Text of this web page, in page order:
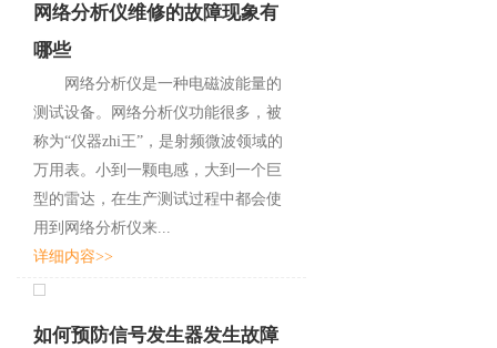
网络分析仪维修的故障现象有
哪些
网络分析仪是一种电磁波能量的
测试设备。网络分析仪功能很多，被
称为“仪器zhi王”，是射频微波领域的
万用表。小到一颗电感，大到一个巨
型的雷达，在生产测试过程中都会使
用到网络分析仪来...
详细内容>>
如何预防信号发生器发生故障